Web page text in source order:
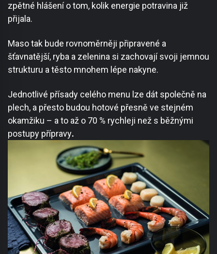
zpětné hlášení o tom, kolik energie potravina již
přijala.
Maso tak bude rovnoměrněji připravené a
šťavnatější, ryba a zelenina si zachovají svoji jemnou
strukturu a těsto mnohem lépe nakyne.
Jednotlivé přísady celého menu lze dát společně na
plech, a přesto budou hotové přesně ve stejném
okamžiku – a to až o 70 % rychleji než s běžnými
postupy přípravy.